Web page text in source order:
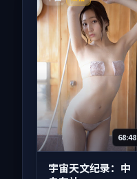
68:48
宇宙天文纪录：中